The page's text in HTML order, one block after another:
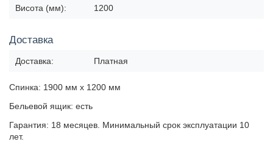
Висота (мм): 1200
Доставка
Доставка: Платная
Спинка: 1900 мм х 1200 мм
Бельевой ящик: есть
Гарантия: 18 месяцев. Минимальный срок эксплуатации 10
лет.